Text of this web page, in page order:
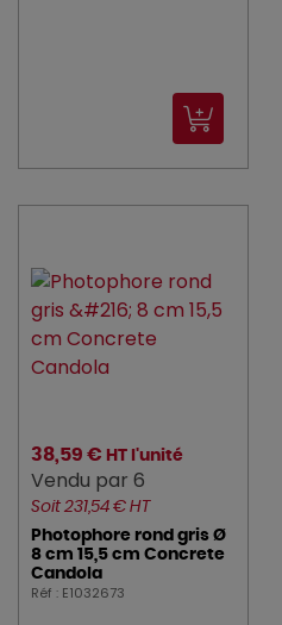
38,59 € HT l'unité
Vendu par 6
Soit 231,54 € HT
Photophore rond gris Ø
8 cm 15,5 cm Concrete
Candola
Réf : E1032673